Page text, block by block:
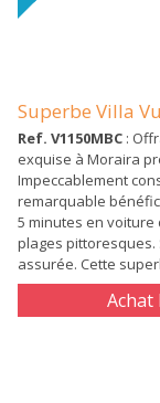
Superbe Villa
Ref. V1150MBC :
exquise à Moraira
Impeccablement
remarquable
5 minutes en
plages pittoresques.
assurée. Cette
Achat